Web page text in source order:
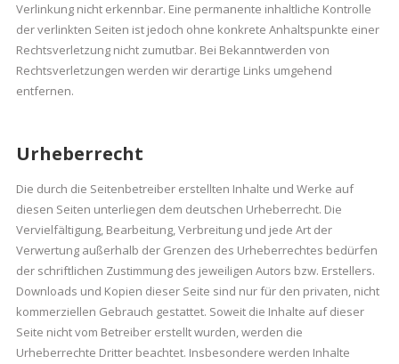
Verlinkung nicht erkennbar. Eine permanente inhaltliche Kontrolle
der verlinkten Seiten ist jedoch ohne konkrete Anhaltspunkte einer
Rechtsverletzung nicht zumutbar. Bei Bekanntwerden von
Rechtsverletzungen werden wir derartige Links umgehend
entfernen.
Urheberrecht
Die durch die Seitenbetreiber erstellten Inhalte und Werke auf
diesen Seiten unterliegen dem deutschen Urheberrecht. Die
Vervielfältigung, Bearbeitung, Verbreitung und jede Art der
Verwertung außerhalb der Grenzen des Urheberrechtes bedürfen
der schriftlichen Zustimmung des jeweiligen Autors bzw. Erstellers.
Downloads und Kopien dieser Seite sind nur für den privaten, nicht
kommerziellen Gebrauch gestattet. Soweit die Inhalte auf dieser
Seite nicht vom Betreiber erstellt wurden, werden die
Urheberrechte Dritter beachtet. Insbesondere werden Inhalte